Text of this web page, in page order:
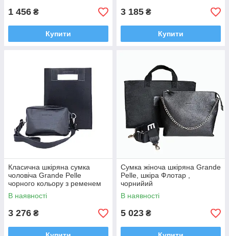
1 456 ₴
Купити
3 185 ₴
Купити
Класична шкіряна сумка
чоловіча Grande Pelle
чорного кольору з ременем
на змійці через плече
повсякденна
В наявності
3 276 ₴
Сумка жіноча шкіряна Grande
Pelle, шкіра Флотар ,
чорнийий
В наявності
5 023 ₴